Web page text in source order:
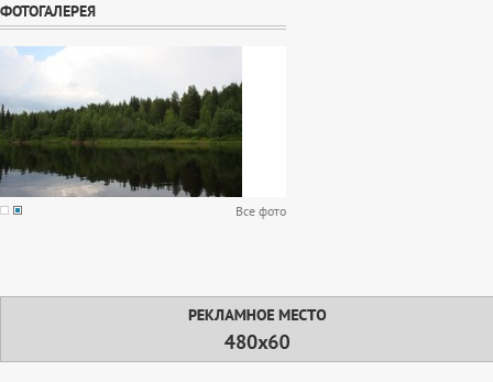
ФОТОГАЛЕРЕЯ
Все фото